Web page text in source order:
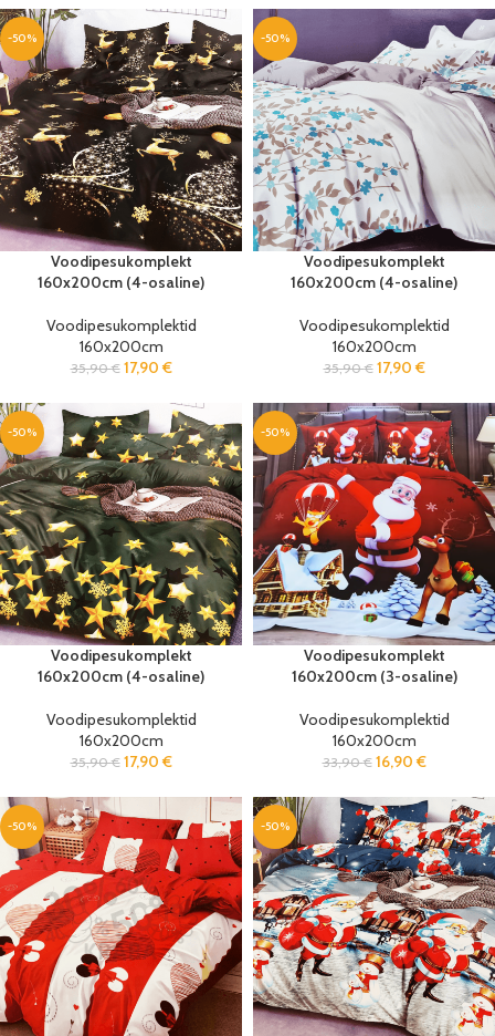
-50%
Voodipesukomplekt
160x200cm (4-osaline)
Voodipesukomplektid
160x200cm
35,90€ 17,90 €
-50%
Voodipesukomplekt
160x200cm (4-osaline)
Voodipesukomplektid
160x200cm
35,90€ 17,90 €
-50%
Voodipesukomplekt
160x200cm (4-osaline)
Voodipesukomplektid
160x200cm
35,90€ 17,90 €
-50%
Voodipesukomplekt
160x200cm (3-osaline)
Voodipesukomplektid
160x200cm
33,90€ 16,90 €
-50% -50%